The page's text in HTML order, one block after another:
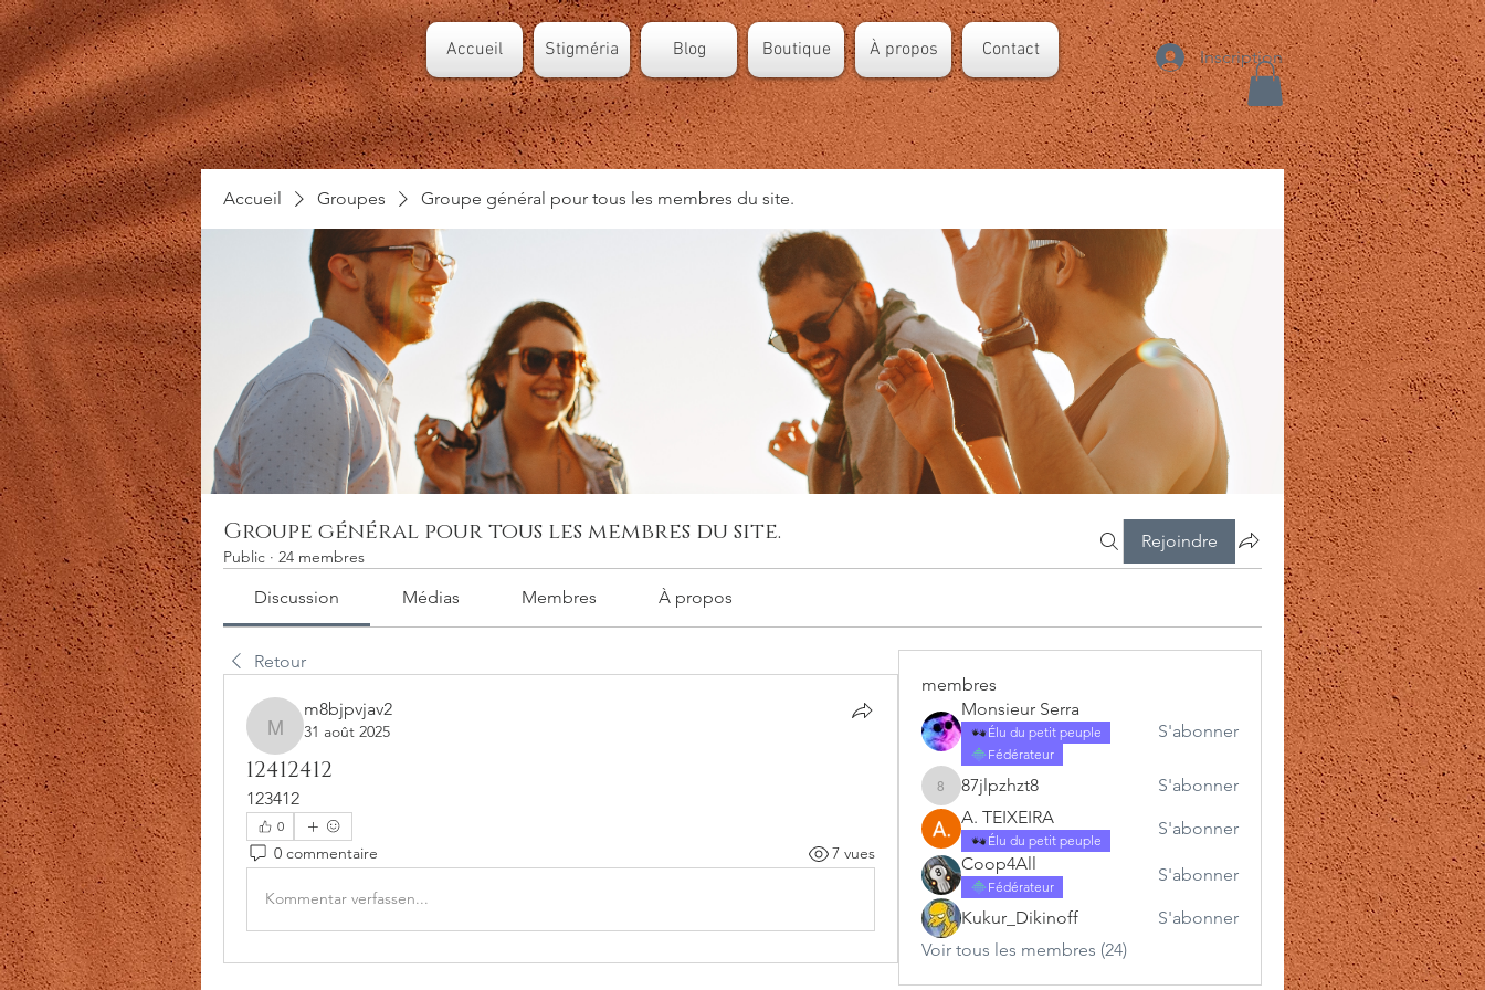
Inscription
Accueil Stigméria Blog Boutique À propos Contact
Accueil Groupes Groupe général pour tous les membres du site.
Groupe général pour tous les membres du site.
Public · 24 membres
Rejoindre
Discussion Médias Membres À propos
Retour
m8bjpvjav2
m8bjpvjav2
31 août 2025
12412412
123412
0
0 commentaire 7 vues
Kommentar verfassen...
membres
Monsieur Serra
Élu du petit peuple
Fédérateur
S'abonner
87jlpzhzt8
87jlpzhzt8
S'abonner
A. TEIXEIRA
Élu du petit peuple
S'abonner
Coop4All
Fédérateur
S'abonner
Kukur_Dikinoff
S'abonner
Voir tous les membres (24)